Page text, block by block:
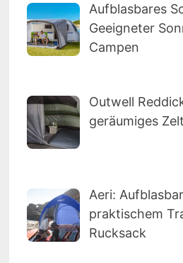
Aufblasbares
Geeigneter
Campen
Outwell
geräumiges
Aeri:
praktischem
Rucksack